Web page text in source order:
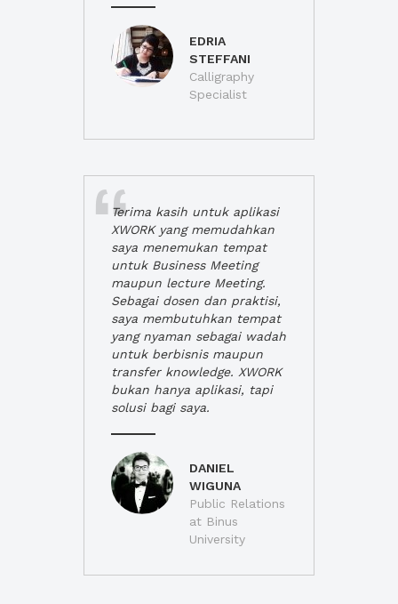
EDRIA
STEFFANI
Calligraphy
Specialist
Terima kasih untuk aplikasi
XWORK yang memudahkan
saya menemukan tempat
untuk Business Meeting
maupun lecture Meeting.
Sebagai dosen dan praktisi,
saya membutuhkan tempat
yang nyaman sebagai wadah
untuk berbisnis maupun
transfer knowledge. XWORK
bukan hanya aplikasi, tapi
solusi bagi saya.
DANIEL
WIGUNA
Public Relations
at Binus
University